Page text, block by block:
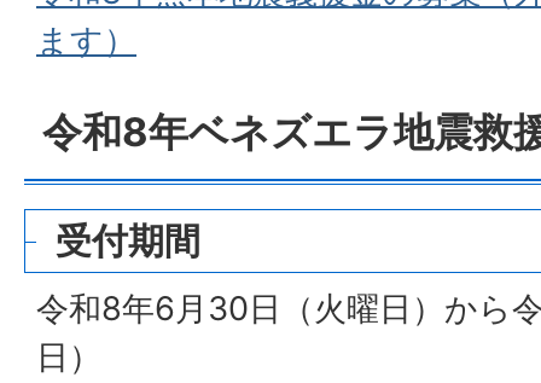
ます）
令和8年ベネズエラ地震救
受付期間
令和8年6月30日（火曜日）から
日）